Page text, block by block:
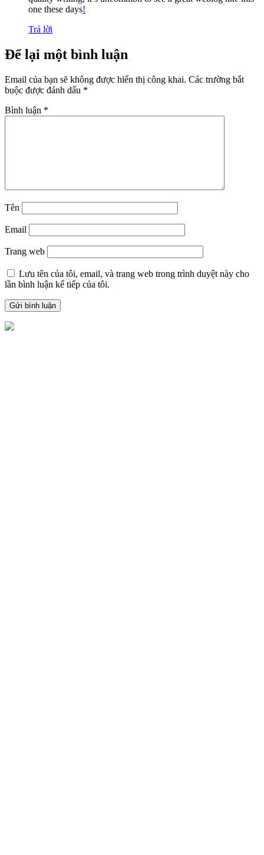
one these days!
Trả lời
Để lại một bình luận
Email của bạn sẽ không được hiển thị công khai. Các trường bắt
buộc được đánh dấu *
Bình luận *
Tên
Email
Trang web
Lưu tên của tôi, email, và trang web trong trình duyệt này cho
lần bình luận kế tiếp của tôi.